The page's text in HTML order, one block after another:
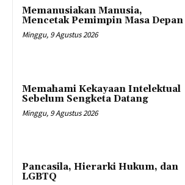
Memanusiakan Manusia,
Mencetak Pemimpin Masa Depan
Minggu, 9 Agustus 2026
Memahami Kekayaan Intelektual
Sebelum Sengketa Datang
Minggu, 9 Agustus 2026
Pancasila, Hierarki Hukum, dan
LGBTQ